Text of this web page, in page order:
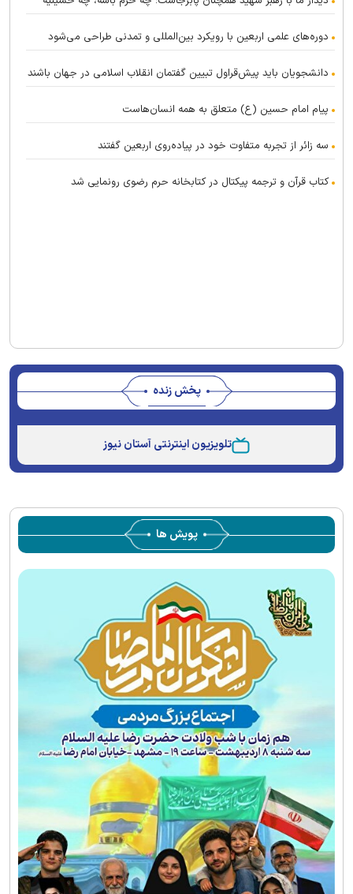
دوره‌های علمی اربعین با رویکرد بین‌المللی و تمدنی طراحی می‌شود
دانشجویان باید پیش‌قراول تبیین گفتمان انقلاب اسلامی در جهان باشند
پیام امام حسین (ع) متعلق به همه انسان‌هاست
سه زائر از تجربه متفاوت خود در پیاده‌روی اربعین گفتند
کتاب قرآن و ترجمه پیکتال در کتابخانه حرم رضوی رونمایی شد
پخش زنده
تلویزیون اینترنتی آستان نیوز
پویش ها